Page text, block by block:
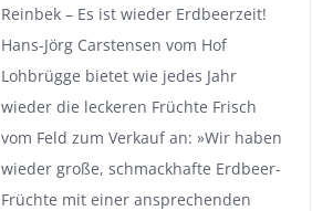
Reinbek – Es ist wieder Erdbeerzeit!
Hans-Jörg Carstensen vom Hof
Lohbrügge bietet wie jedes Jahr
wieder die leckeren Früchte Frisch
vom Feld zum Verkauf an: »Wir haben
wieder große, schmackhafte Erdbeer-
Früchte mit einer ansprechenden